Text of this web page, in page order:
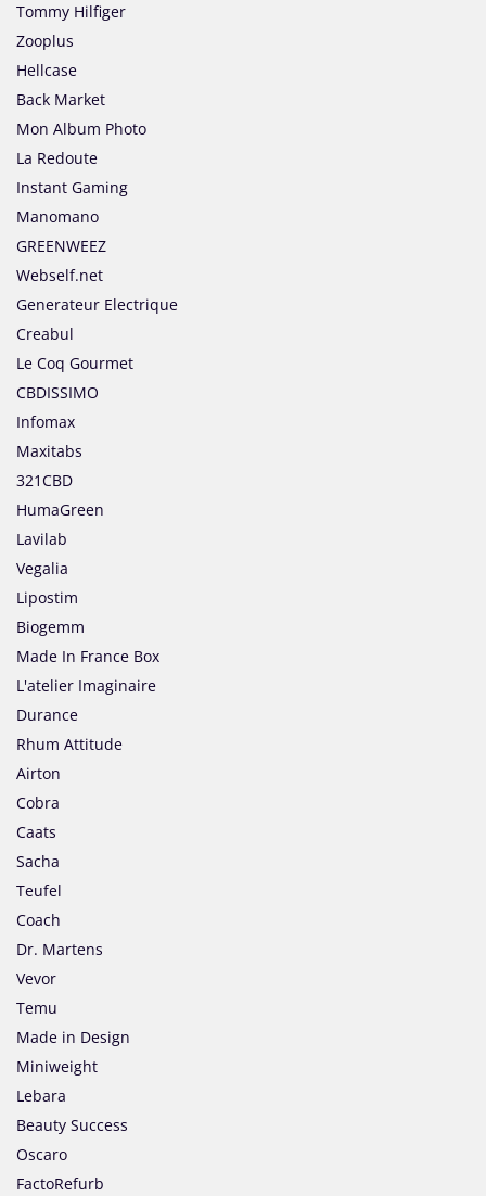
Tommy Hilfiger
Zooplus
Hellcase
Back Market
Mon Album Photo
La Redoute
Instant Gaming
Manomano
GREENWEEZ
Webself.net
Generateur Electrique
Creabul
Le Coq Gourmet
CBDISSIMO
Infomax
Maxitabs
321CBD
HumaGreen
Lavilab
Vegalia
Lipostim
Biogemm
Made In France Box
L'atelier Imaginaire
Durance
Rhum Attitude
Airton
Cobra
Caats
Sacha
Teufel
Coach
Dr. Martens
Vevor
Temu
Made in Design
Miniweight
Lebara
Beauty Success
Oscaro
FactoRefurb